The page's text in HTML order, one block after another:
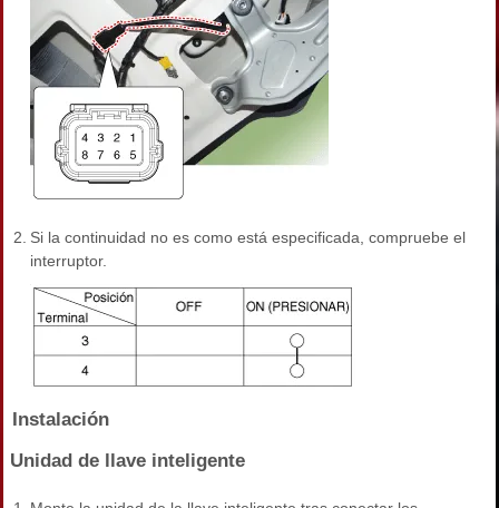
2. Si la continuidad no es como está especificada, compruebe el
interruptor.
Instalación
Unidad de llave inteligente